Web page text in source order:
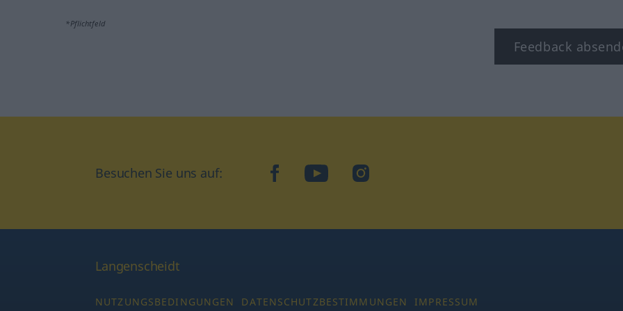
*Pflichtfeld
Feedback
Besuchen Sie uns auf: facebookYouTubeInstagram
Langenscheidt
NUTZUNGSBEDINGUNGEN DATENSCHUTZBESTIMMUNGEN IMPRESSUM